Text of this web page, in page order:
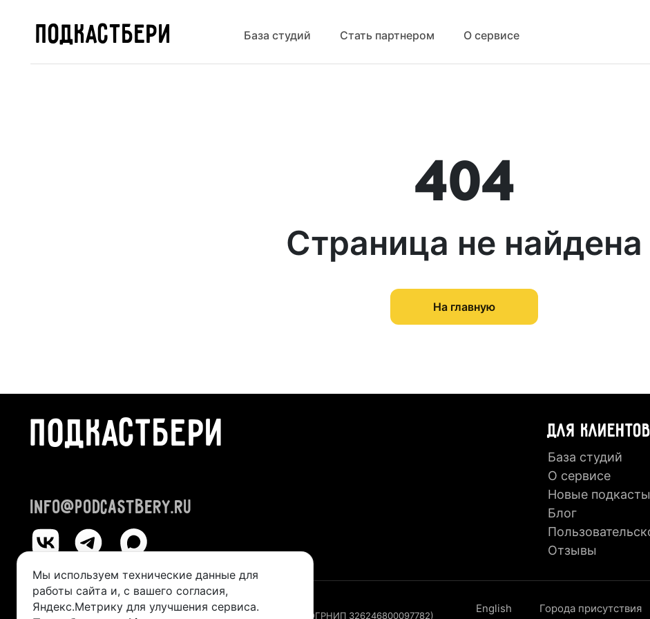
ПОДКАСТБЕРИ База студий Стать партнером О сервисе
404
Страница не найдена
На главную
ПОДКАСТБЕРИ
info@podcastbery.ru
ДЛЯ КЛИЕНТОВ
База студий
О сервисе
Новые подкасты
Блог
Отзывы
© 2024-2026 «ПОДКАСТБЕРИ»
ИП Казанцева Виктория Александровна (ИНН 245211492400, ОГРНИП 326246800097782)
English Города присутствия
Мы используем технические данные для
работы сайта и, с вашего согласия,
Яндекс.Метрику для улучшения сервиса.